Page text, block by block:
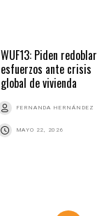
WUF13: Piden redoblar
esfuerzos ante crisis
global de vivienda
FERNANDA HERNÁNDEZ
MAYO 22, 2026